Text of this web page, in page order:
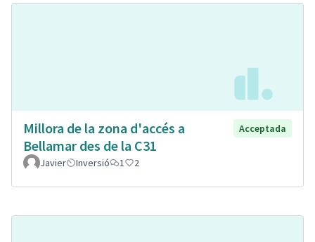
Millora de la zona d'accés a
Bellamar des de la C31
Acceptada
Javier Inversió 1 2